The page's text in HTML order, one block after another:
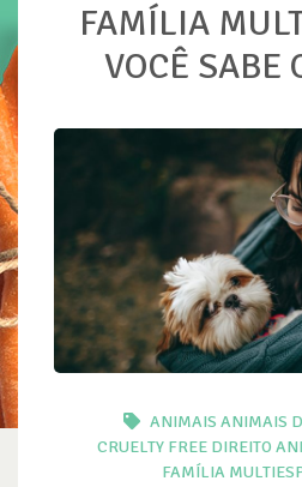
FAMÍLIA
VOCÊ SABE
ANIMAIS ANIMAIS
CRUELTY FREE DIREITO
FAMÍLIA